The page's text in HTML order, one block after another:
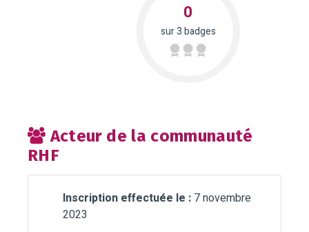
0
sur 3 badges
Acteur de la communauté
RHF
Inscription effectuée le : 7 novembre
2023